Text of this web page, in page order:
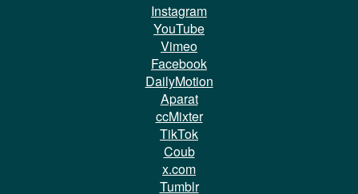
Instagram
YouTube
Vimeo
Facebook
DailyMotion
Aparat
ccMixter
TikTok
Coub
x.com
Tumblr